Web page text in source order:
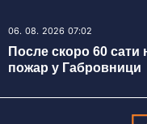
06. 08. 2026 07:02
После скоро 60
пожар у Габровници